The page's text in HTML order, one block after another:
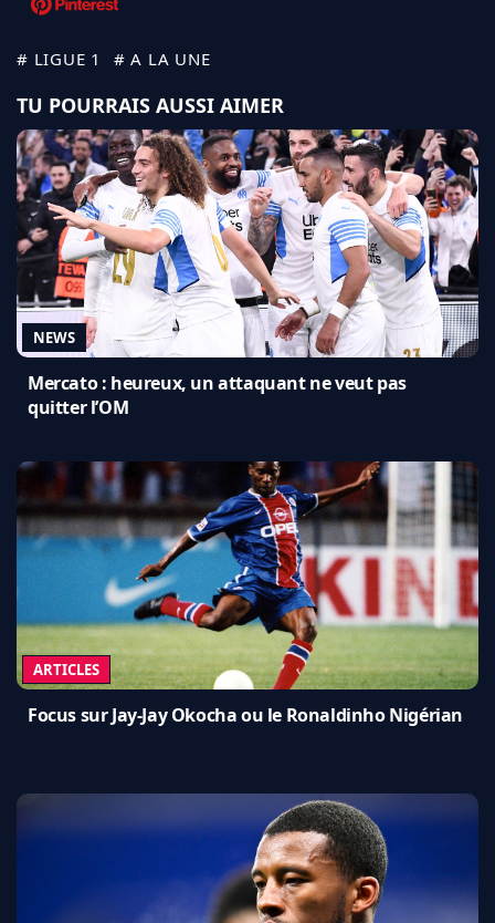
# LIGUE 1 # A LA UNE
TU POURRAIS AUSSI AIMER
NEWS
Mercato : heureux, un attaquant ne veut pas
quitter l’OM
ARTICLES
Focus sur Jay-Jay Okocha ou le Ronaldinho Nigérian